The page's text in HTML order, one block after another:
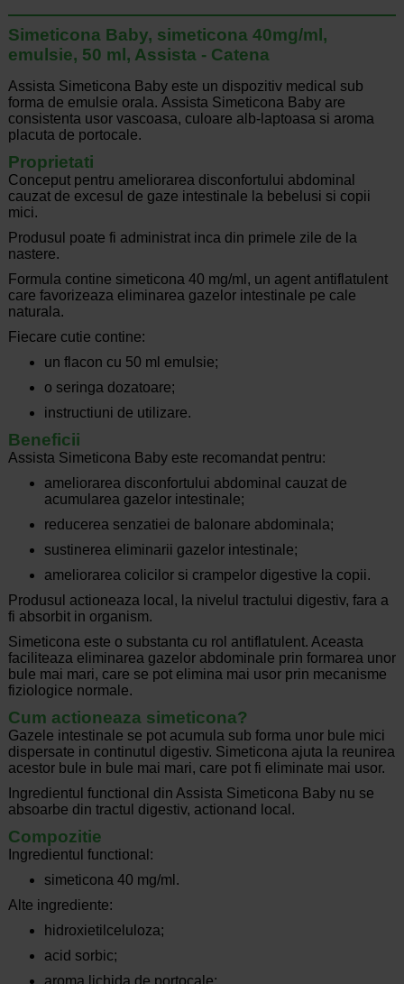
Simeticona Baby, simeticona 40mg/ml,
emulsie, 50 ml, Assista - Catena
Assista Simeticona Baby este un dispozitiv medical sub
forma de emulsie orala. Assista Simeticona Baby are
consistenta usor vascoasa, culoare alb-laptoasa si aroma
placuta de portocale.
Proprietati
Conceput pentru ameliorarea disconfortului abdominal
cauzat de excesul de gaze intestinale la bebelusi si copii
mici.
Produsul poate fi administrat inca din primele zile de la
nastere.
Formula contine simeticona 40 mg/ml, un agent antiflatulent
care favorizeaza eliminarea gazelor intestinale pe cale
naturala.
Fiecare cutie contine:
un flacon cu 50 ml emulsie;
o seringa dozatoare;
instructiuni de utilizare.
Beneficii
Assista Simeticona Baby este recomandat pentru:
ameliorarea disconfortului abdominal cauzat de
acumularea gazelor intestinale;
reducerea senzatiei de balonare abdominala;
sustinerea eliminarii gazelor intestinale;
ameliorarea colicilor si crampelor digestive la copii.
Produsul actioneaza local, la nivelul tractului digestiv, fara a
fi absorbit in organism.
Simeticona este o substanta cu rol antiflatulent. Aceasta
faciliteaza eliminarea gazelor abdominale prin formarea unor
bule mai mari, care se pot elimina mai usor prin mecanisme
fiziologice normale.
Cum actioneaza simeticona?
Gazele intestinale se pot acumula sub forma unor bule mici
dispersate in continutul digestiv. Simeticona ajuta la reunirea
acestor bule in bule mai mari, care pot fi eliminate mai usor.
Ingredientul functional din Assista Simeticona Baby nu se
absoarbe din tractul digestiv, actionand local.
Compozitie
Ingredientul functional:
simeticona 40 mg/ml.
Alte ingrediente:
hidroxietilceluloza;
acid sorbic;